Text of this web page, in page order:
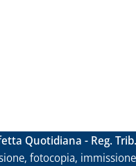
Quotidiana - Reg.
fotocopia,